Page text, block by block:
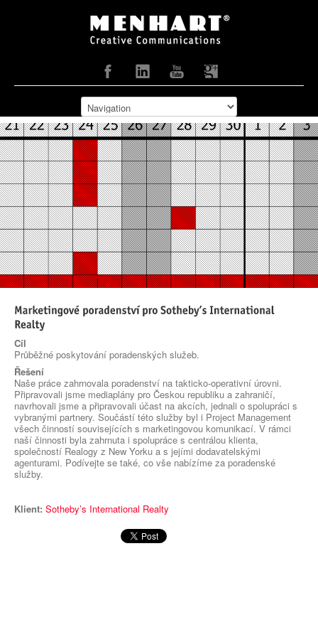
Cíl
Průběžné poskytování poradenských služeb.
Řešení
Naše práce zahrnovala poradenství na takticko-operativní úrovni.
Připravovali jsme mediaplány pro Českou republiku a zahraničí,
navrhovali jsme a připravovali účast na akcích, jednali o spolupráci s
vybranými partnery. Součástí této služby byl i Project Management
všech činností souvisejících s marketingovou komunikací. V rámci
naší činnosti byla zahrnuta i spolupráce s centrálou klienta,
společností Realogy z New Yorku a s jejími dodavatelskými
agenturami. Podívejte se také, co vše nabízíme za poradenské
služby.
Klient: Sotheby’s International Realty